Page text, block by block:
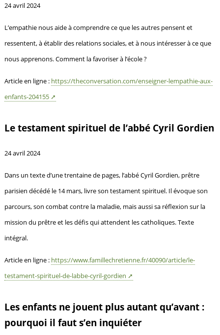
24 avril 2024
L’empathie nous aide à comprendre ce que les autres pensent et
ressentent, à établir des relations sociales, et à nous intéresser à ce que
nous apprenons. Comment la favoriser à l’école ?
Article en ligne : https://theconversation.com/enseigner-lempathie-aux-
enfants-204155
Le testament spirituel de l’abbé Cyril Gordien
24 avril 2024
Dans un texte d’une trentaine de pages, l’abbé Cyril Gordien, prêtre
parisien décédé le 14 mars, livre son testament spirituel. Il évoque son
parcours, son combat contre la maladie, mais aussi sa réflexion sur la
mission du prêtre et les défis qui attendent les catholiques. Texte
intégral.
Article en ligne : https://www.famillechretienne.fr/40090/article/le-
testament-spirituel-de-labbe-cyril-gordien
Les enfants ne jouent plus autant qu’avant :
pourquoi il faut s’en inquiéter